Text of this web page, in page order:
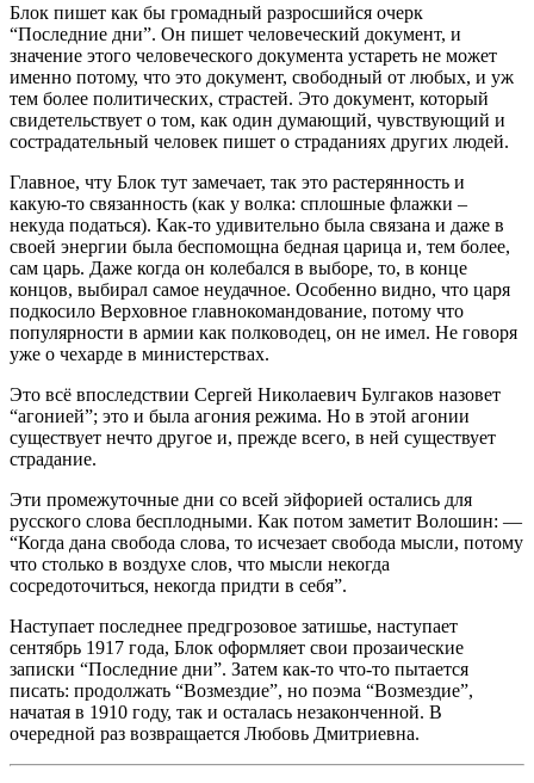
Блок пишет как бы громадный разросшийся очерк
“Последние дни”. Он пишет человеческий документ, и
значение этого человеческого документа устареть не может
именно потому, что это документ, свободный от любых, и уж
тем более политических, страстей. Это документ, который
свидетельствует о том, как один думающий, чувствующий и
сострадательный человек пишет о страданиях других людей.
Главное, чту Блок тут замечает, так это растерянность и
какую-то связанность (как у волка: сплошные флажки –
некуда податься). Как-то удивительно была связана и даже в
своей энергии была беспомощна бедная царица и, тем более,
сам царь. Даже когда он колебался в выборе, то, в конце
концов, выбирал самое неудачное. Особенно видно, что царя
подкосило Верховное главнокомандование, потому что
популярности в армии как полководец, он не имел. Не говоря
уже о чехарде в министерствах.
Это всё впоследствии Сергей Николаевич Булгаков назовет
“агонией”; это и была агония режима. Но в этой агонии
существует нечто другое и, прежде всего, в ней существует
страдание.
Эти промежуточные дни со всей эйфорией остались для
русского слова бесплодными. Как потом заметит Волошин: —
“Когда дана свобода слова, то исчезает свобода мысли, потому
что столько в воздухе слов, что мысли некогда
сосредоточиться, некогда придти в себя”.
Наступает последнее предгрозовое затишье, наступает
сентябрь 1917 года, Блок оформляет свои прозаические
записки “Последние дни”. Затем как-то что-то пытается
писать: продолжать “Возмездие”, но поэма “Возмездие”,
начатая в 1910 году, так и осталась незаконченной. В
очередной раз возвращается Любовь Дмитриевна.